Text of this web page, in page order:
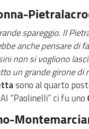
spareggio. Il
anche pensare di
non si vogliono
un grande girone
sono al quarto
“Paolinelli” ci fu uno